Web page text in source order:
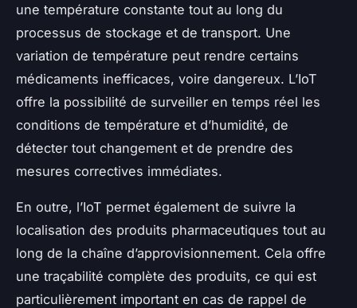
une température constante tout au long du
processus de stockage et de transport. Une
variation de température peut rendre certains
médicaments inefficaces, voire dangereux. L’IoT
offre la possibilité de surveiller en temps réel les
conditions de température et d’humidité, de
détecter tout changement et de prendre des
mesures correctives immédiates.
En outre, l’IoT permet également de suivre la
localisation des produits pharmaceutiques tout au
long de la chaîne d’approvisionnement. Cela offre
une traçabilité complète des produits, ce qui est
particulièrement important en cas de rappel de